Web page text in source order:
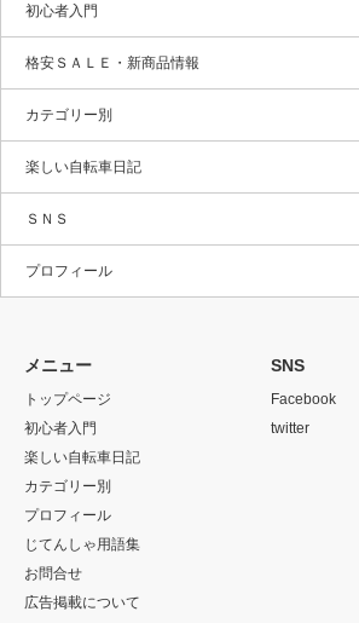
初心者入門
格安ＳＡＬＥ・新商品情報
カテゴリー別
楽しい自転車日記
ＳＮＳ
プロフィール
メニュー
トップページ
初心者入門
楽しい自転車日記
カテゴリー別
プロフィール
じてんしゃ用語集
お問合せ
広告掲載について
SNS
Facebook
twitter